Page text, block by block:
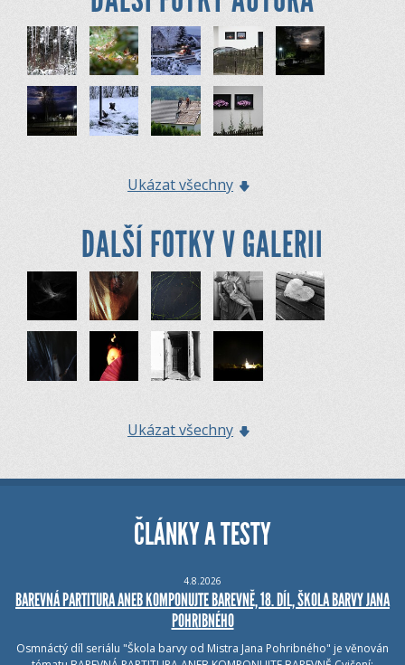
Ukázat všechny
DALŠÍ FOTKY V GALERII
Ukázat všechny
ČLÁNKY A TESTY
4.8.2026
BAREVNÁ PARTITURA ANEB KOMPONUJTE BAREVNĚ, 18. DÍL, ŠKOLA BARVY JANA
POHRIBNÉHO
Osmnáctý díl seriálu "Škola barvy od Mistra Jana Pohribného" je věnován